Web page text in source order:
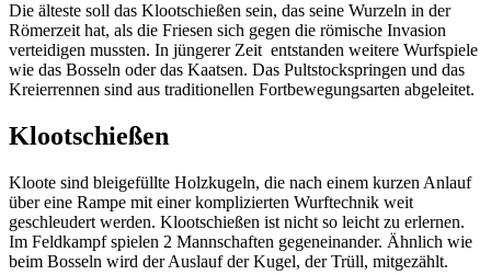
Die älteste soll das Klootschießen sein, das seine Wurzeln in der
Römerzeit hat, als die Friesen sich gegen die römische Invasion
verteidigen mussten. In jüngerer Zeit entstanden weitere Wurfspiele
wie das Bosseln oder das Kaatsen. Das Pultstockspringen und das
Kreierrennen sind aus traditionellen Fortbewegungsarten abgeleitet.
Klootschießen
Kloote sind bleigefüllte Holzkugeln, die nach einem kurzen Anlauf
über eine Rampe mit einer komplizierten Wurftechnik weit
geschleudert werden. Klootschießen ist nicht so leicht zu erlernen.
Im Feldkampf spielen 2 Mannschaften gegeneinander. Ähnlich wie
beim Bosseln wird der Auslauf der Kugel, der Trüll, mitgezählt.